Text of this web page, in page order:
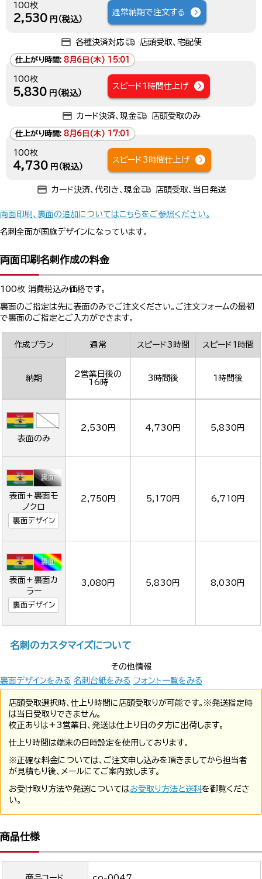
100枚
2,530 円（税込）
通常納期で注文する
各種決済対応 店頭受取、宅配便
仕上がり時間: 8月6日(木) 15:01
100枚
5,830 円（税込）
スピード1時間仕上げ
カード決済、現金 店頭受取のみ
仕上がり時間: 8月6日(木) 17:01
100枚
4,730 円（税込）
スピード3時間仕上げ
カード決済、代引き、現金 店頭受取、当日発送
両面印刷、裏面の追加についてはこちらをご参照ください。
名刺全面が国旗デザインになっています。
両面印刷名刺作成の料金
100枚 消費税込み価格です。
裏面のご指定は先に表面のみでご注文ください。ご注文フォームの最初
で裏面のご指定とご入力ができます。
作成プラン 通常 スピード3時間 スピード1時間
納期
2営業日後の
16時
3時間後 1時間後
表面のみ
2,530円 4,730円 5,830円
表面＋裏面モ
ノクロ
裏面デザイン
2,750円 5,170円 6,710円
表面＋裏面カ
ラー
裏面デザイン
3,080円 5,830円 8,030円
名刺のカスタマイズについて
その他情報
裏面デザインをみる 名刺台紙をみる フォント一覧をみる
店頭受取選択時、仕上り時間に店頭受取りが可能です。※発送指定時
は当日受取りできません。
校正ありは+3営業日、発送は仕上り日の夕方に出荷します。
仕上り時間は端末の日時設定を使用しております。
※正確な料金については、ご注文申し込みを頂きましてから担当者
が見積もり後、メールにてご案内致します。
お受け取り方法や発送についてはお受取り方法と送料を御覧くださ
い。
商品仕様